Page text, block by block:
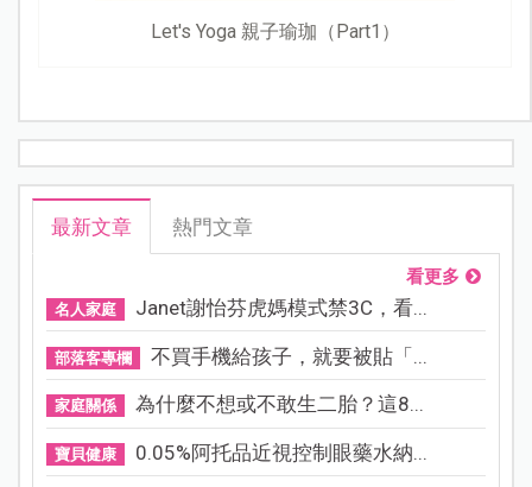
Let's Yoga 親子瑜珈（Part1）
最新文章 熱門文章
看更多
名人家庭 Janet謝怡芬虎媽模式禁3C，看...
部落客專欄 不買手機給孩子，就要被貼「...
家庭關係 為什麼不想或不敢生二胎？這8...
寶貝健康 0.05%阿托品近視控制眼藥水納...